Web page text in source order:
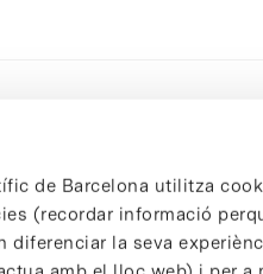
de Barcelona utilitza
(recordar informació
la seva